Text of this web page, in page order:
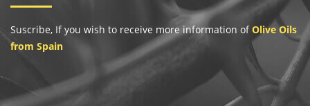
Suscribe, If you wish to receive more information ofOlive Oils
from Spain